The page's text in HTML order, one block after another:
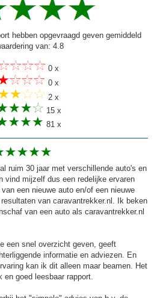
hebben opgevraagd geven gemiddeld
van: 4.8
0 x
0 x
2 x
15 x
81 x
ruim 30 jaar met verschillende auto's en
vind mijzelf dus een redelijke ervaren
een nieuwe auto en/of een nieuwe
van caravantrekker.nl. Ik beken
van een auto als caravantrekker.nl
een snel overzicht geven, geeft
informatie en adviezen. En
kan ik dit alleen maar beamen. Het
goed leesbaar rapport.